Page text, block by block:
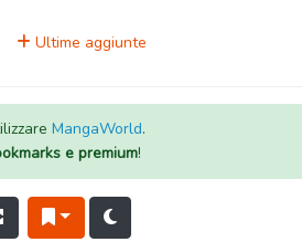
Ultime aggiunte
MangaWorld.
e premium!